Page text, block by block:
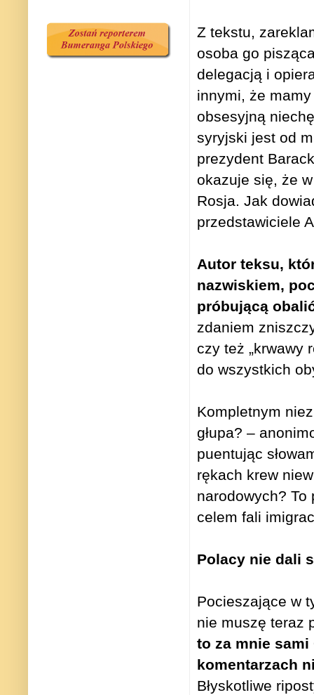
Z tekstu,
osoba go
delegacją i
innymi, że
obsesyjną
syryjski jest od
prezydent
okazuje się, że
Rosja. Jak
przedstawiciele
Autor teksu,
nazwiskiem,
próbującą
zdaniem
czy też „krwawy
do wszystkich
Kompletnym
głupa? –
puentując
rękach krew
narodowych? To
celem fali
Polacy nie dali
Pocieszające w
nie muszę teraz
to za mnie
komentarzach
Błyskotliwe